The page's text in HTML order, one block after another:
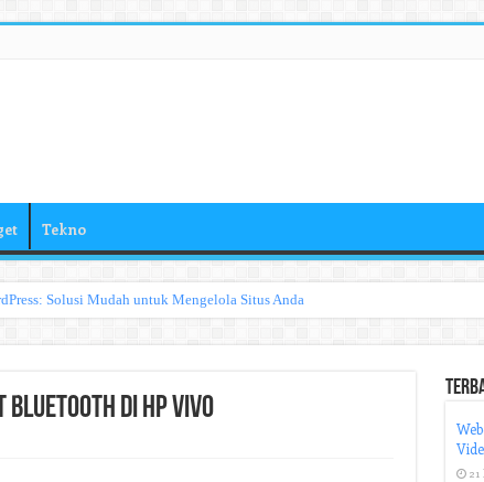
Tekno
Solusi Mudah untuk Mengelola Situs Anda
di HP Vivo
21